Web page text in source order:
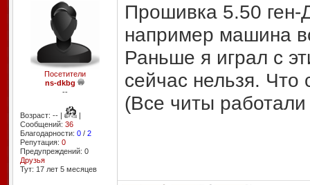
Посетители
ns-dkbg
--
Возраст: -- |
|
Сообщений: 36
Благодарности: 0/ 2
Репутация: 0
Предупреждений: 0
Друзья
Тут: 17 лет 5 месяцев
Прошивка 5.50
например машина
Раньше я играл с
сейчас нельзя. Что
(Все читы